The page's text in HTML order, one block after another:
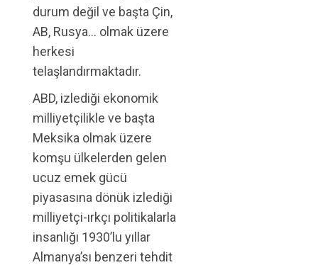
durum değil ve başta Çin,
AB, Rusya… olmak üzere
herkesi
telaşlandırmaktadır.
ABD, izlediği ekonomik
milliyetçilikle ve başta
Meksika olmak üzere
komşu ülkelerden gelen
ucuz emek gücü
piyasasına dönük izlediği
milliyetçi-ırkçı politikalarla
insanlığı 1930’lu yıllar
Almanya’sı benzeri tehdit